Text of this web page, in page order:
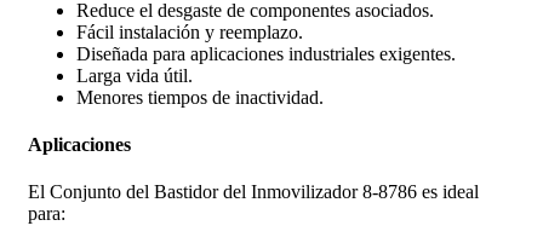
Reduce el desgaste de componentes asociados.
Fácil instalación y reemplazo.
Diseñada para aplicaciones industriales exigentes.
Larga vida útil.
Menores tiempos de inactividad.
Aplicaciones
El Conjunto del Bastidor del Inmovilizador 8-8786 es ideal
para: